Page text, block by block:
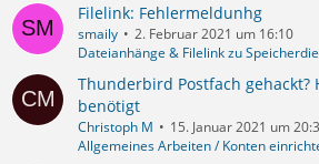
Filelink: Fehlermeldunhg
smaily
2. Februar 2021 um 16:10
Dateianhänge & Filelink zu
Thunderbird Postfach gehackt?
benötigt
Christoph M
15. Januar 2021 um
Allgemeines Arbeiten / Konten